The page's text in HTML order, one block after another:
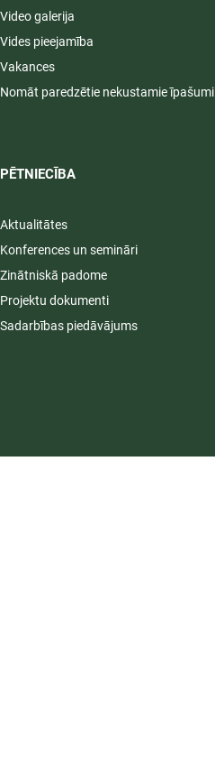
Video galerija
Vides pieejamība
Vakances
Nomāt paredzētie nekustamie īpašumi
PĒTNIECĪBA
Aktualitātes
Konferences un semināri
Zinātniskā padome
Projektu dokumenti
Sadarbības piedāvājums